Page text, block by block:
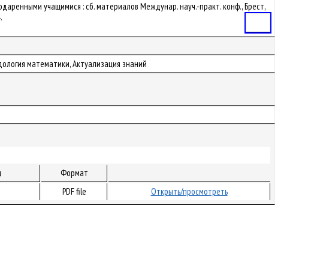
учащимися : сб. материалов Междунар. науч.-практ. конф., Брест,
математики, Актуализация знаний
Формат
PDF file Открыть/просмотреть